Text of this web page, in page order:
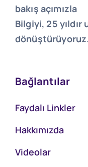
bakış açımızla
Bilgiyi, 25 yıldır
dönüştürüyoruz.
Bağlantılar
Faydalı Linkler
Hakkımızda
Videolar